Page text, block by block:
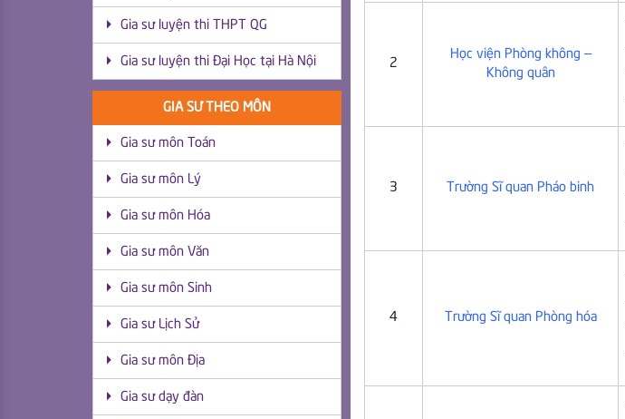
2
Học viện Phòng không –
Không quân
3 Trường Sĩ quan Pháo binh
4 Trường Sĩ quan Phòng hóa
Gia sư luyện thi THPT QG
Gia sư luyện thi Đại Học tại Hà Nội
GIA SƯ THEO MÔN
Gia sư môn Toán
Gia sư môn Lý
Gia sư môn Hóa
Gia sư môn Văn
Gia sư môn Sinh
Gia sư Lịch Sử
Gia sư môn Địa
Gia sư dạy đàn